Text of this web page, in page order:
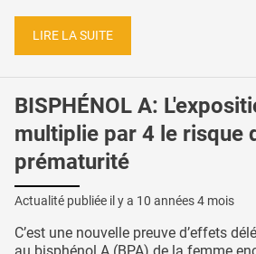
LIRE LA SUITE
BISPHÉNOL A:
multiplie par 4 le risque
prématurité
Actualité publiée il y a 10 années 4 mois
C’est une nouvelle preuve d’effets